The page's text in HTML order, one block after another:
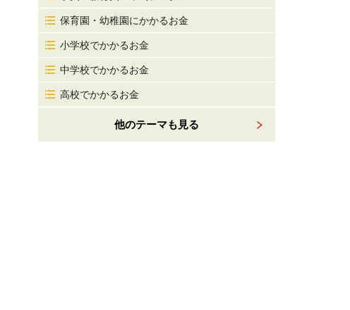
保育園・幼稚園にかかるお金
小学校でかかるお金
中学校でかかるお金
高校でかかるお金
他のテーマも見る